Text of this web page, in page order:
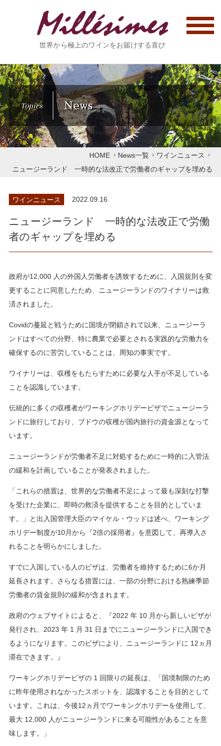
世界から極上のワインをお届けする喜び
Topics News
HOME News一覧
ワインニュース
ニュージーランド 一時的な法改正で労働者のギャップを埋める
ワインニュース 2022.09.16
ニュージーランド 一時的な法改正で労働
者のギャップを埋める
政府が12,000 人の外国人労働者を誘致するために、入国規則を変
更することに同意したため、ニュージーランドのワイナリーは救
済されました。
Covidの蔓​​延と戦うために国境が閉鎖されて以来、ニュージーラ
ンドはすべての分野、特に農業で必要とされる実践的な労働力を
確保するのに苦労していることは、周知の事実です。
ワイナリーは、収穫をもたらすために必要な人手が不足している
ことを認識しています。
伝統的に多くの収穫者がワーキングホリデービザでニュージーラ
ンドに旅行しており、ブドウの収穫が国内旅行の資金源となって
います。
ニュージーランドが労働者不足に対処するために一時的に入管法
の緩和を計画していることが発表されました。
「これらの措置は、世界的な労働者不足によって最も深刻な打撃
を受けた企業に、即時の救済を提供することを目的としていま
す。」と出入国管理大臣のマイケル・ウッドは述べ、ワーキング
ホリデー制度が10月から『2倍の採用者』を意図して、再導入さ
れることを明らかにしました。
すでに入国している人のビザは、労働者を維持するために6か月
延長されます。さらなる措置には、一部の分野における熟練季節
労働者の賃金規則の緩和が含まれます。
政府のウェブサイトによると、『2022 年 10 月から新しいビザが
発行され、2023 年 1 月 31 日までにニュージーランドに入国でき
るようになります。このビザにより、ニュージーランドに 12ヵ月
滞在できます。』
ワーキングホリデービザの 1 回限りの延長は、「国境制限のため
に昨年使用されなかったスポットを、認識することを目的として
います。これは、今後12ヵ月でワーキングホリデーを使用して、
最大 12,000 人がニュージーランドに来る可能性があることを意
味します。」